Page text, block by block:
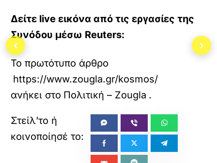
Δείτε live εικόνα από τις εργασίες της
Συνόδου μέσω Reuters:
Το πρωτότυπο άρθρο
https://www.zougla.gr/kosmos/
ανήκει στο Πολιτική – Zougla .
‹ ›